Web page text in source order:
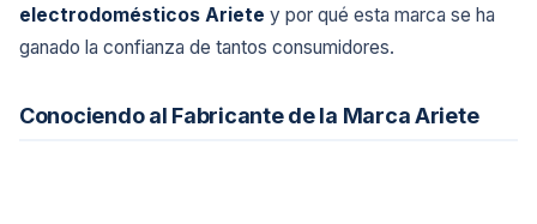
electrodomésticos Ariete y por qué esta marca se ha
ganado la confianza de tantos consumidores.
Conociendo al Fabricante de la Marca Ariete